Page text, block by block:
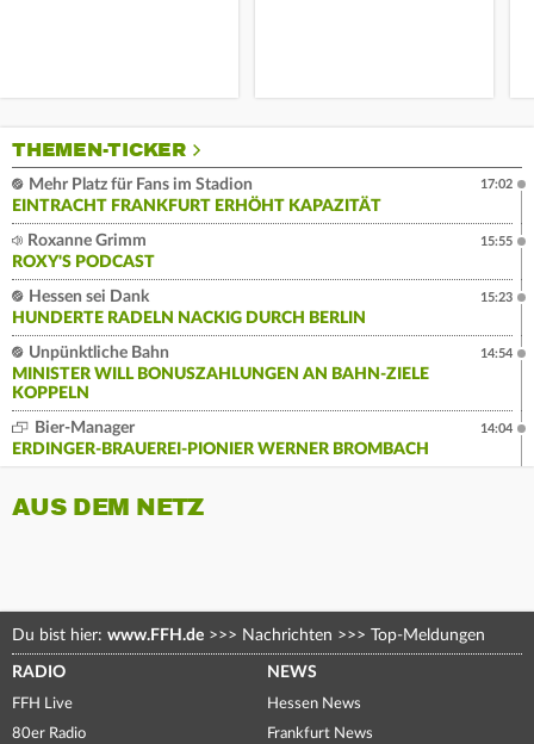
THEMEN-TICKER
Mehr Platz für Fans im Stadion
EINTRACHT FRANKFURT ERHÖHT KAPAZITÄT
17:02
Roxanne Grimm
ROXY'S PODCAST
15:55
Hessen sei Dank
HUNDERTE RADELN NACKIG DURCH BERLIN
15:23
Unpünktliche Bahn
MINISTER WILL BONUSZAHLUNGEN AN BAHN-ZIELE
KOPPELN
14:54
Bier-Manager
ERDINGER-BRAUEREI-PIONIER WERNER BROMBACH
14:04
AUS DEM NETZ
Du bist hier: www.FFH.de >>> Nachrichten >>> Top-Meldungen
RADIO
FFH Live
80er Radio
NEWS
Hessen News
Frankfurt News